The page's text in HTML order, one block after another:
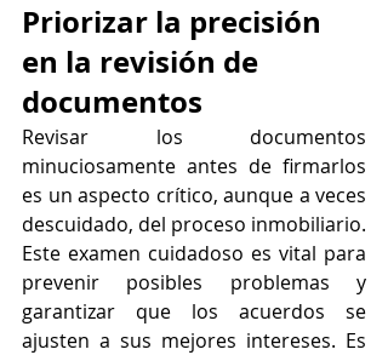
Priorizar la precisión
en la revisión de
documentos
Revisar los documentos
minuciosamente antes de firmarlos
es un aspecto crítico, aunque a veces
descuidado, del proceso inmobiliario.
Este examen cuidadoso es vital para
prevenir posibles problemas y
garantizar que los acuerdos se
ajusten a sus mejores intereses. Es